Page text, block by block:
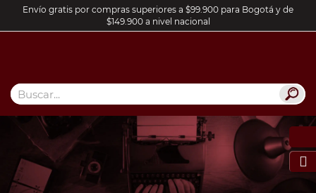
Envío gratis por compras superiores a $99.900 para Bogotá y de
$149.900 a nivel nacional
